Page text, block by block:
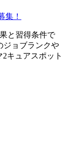
集！
と習得条件で
ジョブランクや
キュアスポット